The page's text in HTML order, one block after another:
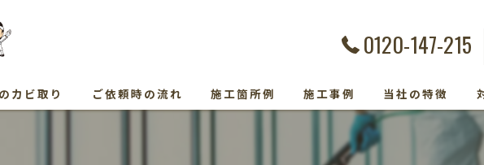
0120-147-215
カビ取り ご依頼時の流れ 施工箇所例 施工事例 当社の特徴